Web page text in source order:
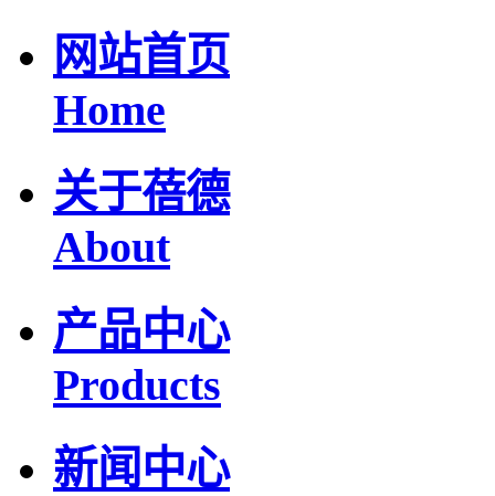
网站首页
Home
关于蓓德
About
产品中心
Products
新闻中心